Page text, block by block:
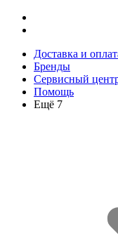
Доставка и
Бренды
Сервисный
Помощь
Ещё 7